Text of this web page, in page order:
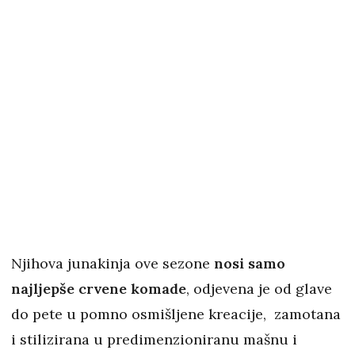
Njihova junakinja ove sezone nosi samo
najljepše crvene komade, odjevena je od glave
do pete u pomno osmišljene kreacije, zamotana
i stilizirana u predimenzioniranu mašnu i